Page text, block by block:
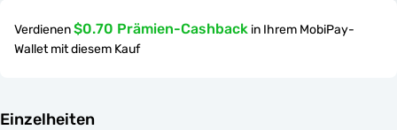
Verdienen$0.70 Prämien-Cashback in Ihrem MobiPay-
Wallet mit diesem Kauf
Einzelheiten